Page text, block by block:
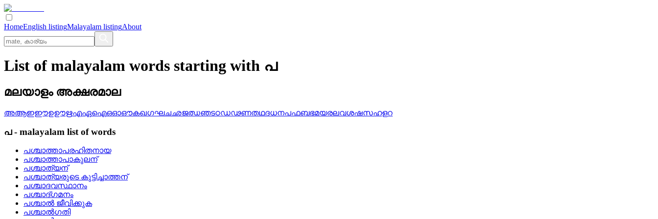
HomeEnglish listingMalayalam listingAbout
List of malayalam words starting with പ
മലയാളം അക്ഷരമാല
അആഇഈഉഊഋഎഏഐഒഓഔകഖഗഘചഛജഝഞടഠഡഢണതഥദധനപഫബഭമയരലവശഷസഹളറ
പ- malayalam list of words
പശ്ചാത്താപരഹിതനായ
പശ്ചാത്താപാകുലന്
പശ്ചാത്യന്
പശ്ചാത്യരുടെ കുട്ടിച്ചാത്തന്
പശ്ചാദവസ്ഥാനം
പശ്ചാദ്‌ഗമനം
പശ്ചാല്‍ ജീവിക്കുക
പശ്ചാല്‍ഗതി